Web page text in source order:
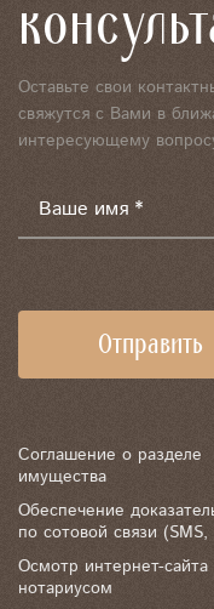
Оставьте свои
свяжутся с Вами в
интересующему
Ваше имя *
Соглашение о разделе
имущества
Обеспечение
по сотовой связи (SMS,
Осмотр интернет-сайта
нотариусом